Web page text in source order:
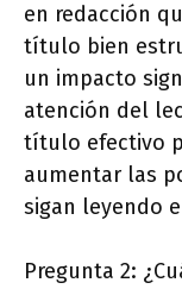
en redacción
título bien
un impacto
atención del
título efectivo
aumentar las
sigan leyendo
Pregunta 2: